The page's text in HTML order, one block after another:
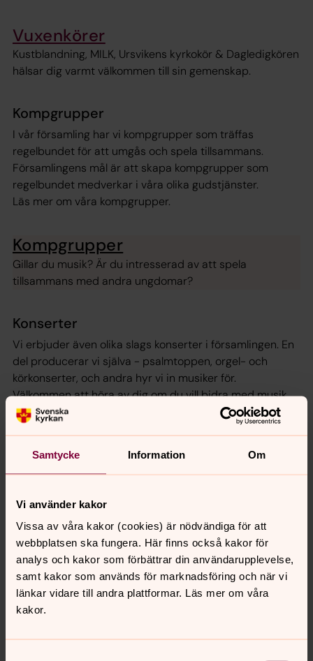
Samtycke Information Om
Vi använder kakor
Vissa av våra kakor (cookies) är nödvändiga för att
webbplatsen ska fungera. Här finns också kakor för
analys och kakor som förbättrar din användarupplevelse,
samt kakor som används för marknadsföring och när vi
länkar vidare till andra plattformar. Läs mer om våra
kakor.
Vuxenkörer
Kustblandning, MILK, Ursvikens kyrkokör & Dagledigkören
hälsar dig varmt välkommen till sin gemenskap.
Kompgrupper
I vår församling har vi kompgrupper som träffas
regelbundet för att umgås och spela tillsammans.
Församlingens mål är att skapa kompgrupper som
regelbundet medverkar i våra olika gudstjänster.
Läs mer om våra kompgrupper.
Kompgrupper
Gillar du musik? Är du intresserad av att spela
tillsammans med andra ungdomar?
Konserter
Vi erbjuder även olika slags konserter i församlingen. En
del producerar vi själva - psalmtoppen, orgel- och
körkonserter, och andra hyr vi in musiker för.
Välkommen att höra av dig om du vill bidra med musik
vid något tillfälle.
Undervisning
Är du intresserad av att du eller ditt barn ska få lära sig
Lars för att få lektioner. Allt detta är gratis.